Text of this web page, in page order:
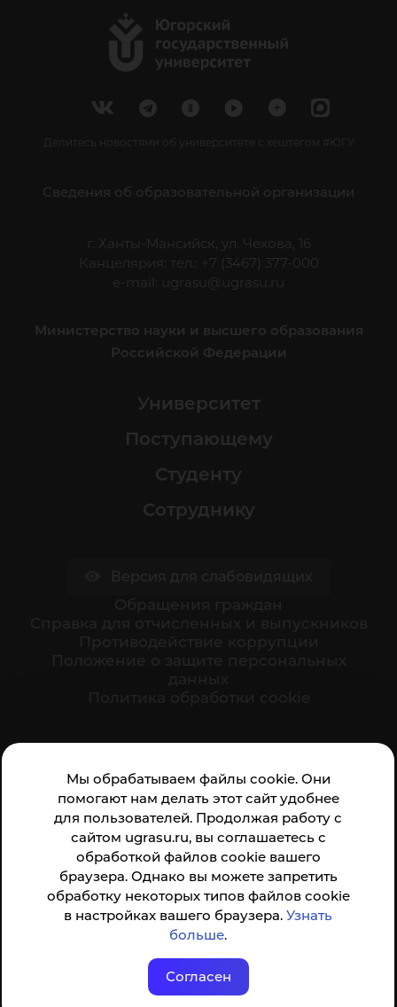
Мы обрабатываем файлы cookie. Они
помогают нам делать этот сайт удобнее
для пользователей. Продолжая работу с
сайтом ugrasu.ru, вы соглашаетесь с
обработкой файлов cookie вашего
браузера. Однако вы можете запретить
обработку некоторых типов файлов cookie
в настройках вашего браузера.Узнать
больше.
Согласен
Делитесь новостями об университете с хештегом #ЮГУ
Сведения об образовательной организации
г. Ханты-Мансийск, ул. Чехова, 16
Канцелярия: тел.: +7 (3467) 377-000
e-mail:
ugrasu@ugrasu.ru
Министерство науки и высшего образования
Российской Федерации
Университет
Поступающему
Студенту
Сотруднику
организации:
Анкета доступна по QR-коду, а так же по прямой
ссылке
© ФГБОУ ВО ЮГУ 2001–2026